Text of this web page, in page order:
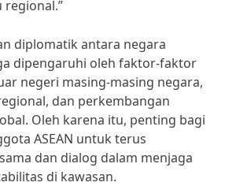
regional.”
diplomatik antara negara
dipengaruhi oleh faktor-faktor
negeri masing-masing negara,
dan perkembangan
Oleh karena itu, penting bagi
ASEAN untuk terus
dan dialog dalam menjaga
di kawasan.